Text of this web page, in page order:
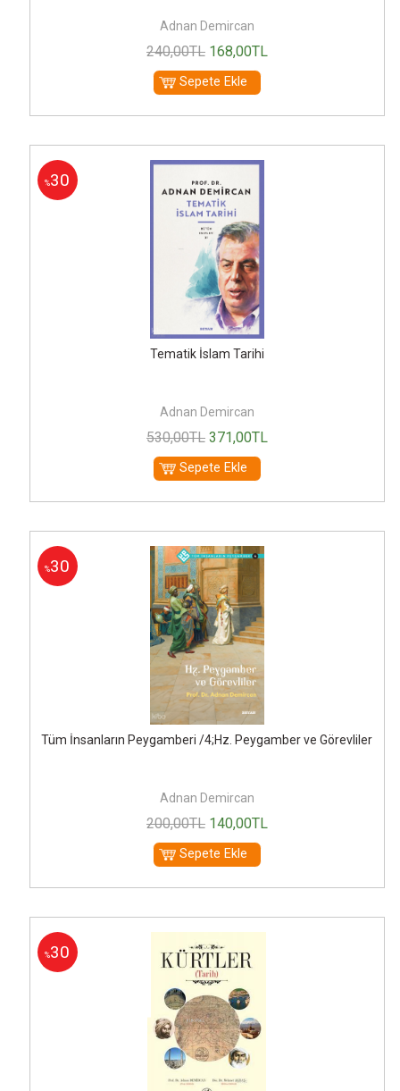
Adnan Demircan
240,00TL 168,00TL
Sepete Ekle
%30
Tematik İslam Tarihi
Adnan Demircan
530,00TL 371,00TL
Sepete Ekle
%30
Tüm İnsanların Peygamberi /4;Hz. Peygamber ve Görevliler
Adnan Demircan
200,00TL 140,00TL
Sepete Ekle
%30